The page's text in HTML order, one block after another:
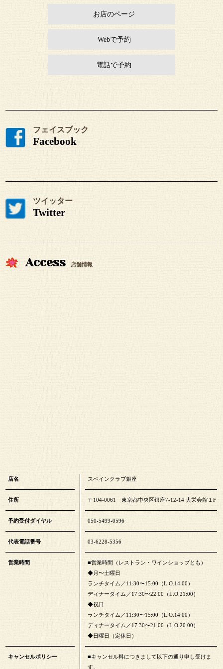
お店のページ
Webで予約
電話で予約
フェイスブック
Facebook
ツイッター
Twitter
Access 店舗情報
店名 スペインクラブ銀座
住所 〒104-0061 東京都中央区銀座7-12-14 大栄会館１F
予約受付ダイヤル 050-5499-0596
代表電話番号 03-6228-5356
営業時間
■営業時間（レストラン・ワインショップとも）
◆月〜土曜日
ランチタイム／11:30〜15:00（L.O.14:00）
ディナータイム／17:30〜22:00（L.O.21:00）
◆祝日
ランチタイム／11:30〜15:00（L.O.14:00）
ディナータイム／17:30〜21:00（L.O.20:00）
◆日曜日（定休日）
キャンセルポリシー
■キャンセル料につきまして以下の通り申し受けま
す。